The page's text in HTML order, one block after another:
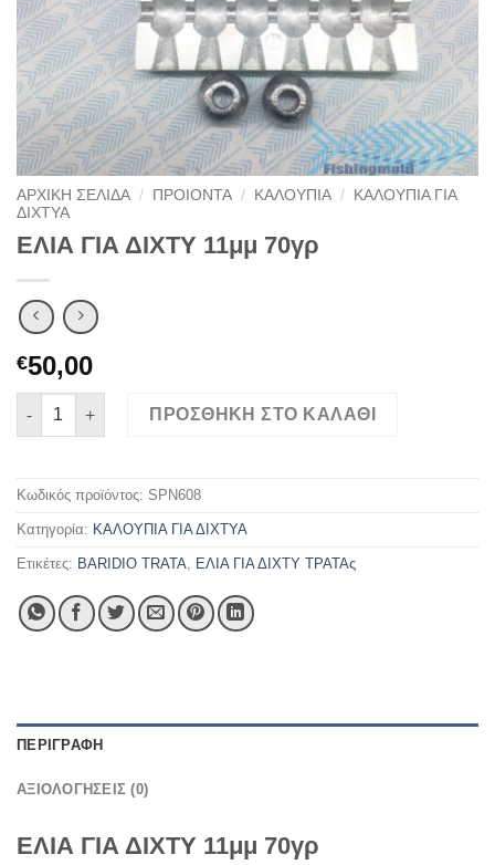
ΑΡΧΙΚΉ ΣΕΛΊΔΑ / ΠΡΟΙΟΝΤΑ / ΚΑΛΟΥΠΙΑ / ΚΑΛΟΥΠΙΑ ΓΙΑ
ΔΙΧΤΥΑ
ΕΛΙΑ ΓΙΑ ΔΙΧΤΥ 11μμ 70γρ
€50,00
ΕΛΙΑ ΓΙΑ ΔΙΧΤΥ 11μμ 70γρ ποσότητα
ΠΡΟΣΘΉΚΗ ΣΤΟ ΚΑΛΆΘΙ
Κωδικός προϊόντος: SPN608
Κατηγορία: ΚΑΛΟΥΠΙΑ ΓΙΑ ΔΙΧΤΥΑ
Ετικέτες: BARIDIO TRATA ΕΛΙΑ ΓΙΑ ΔΙΧΤΥ ΤΡΑΤΑς
ΠΕΡΙΓΡΑΦΉ
ΑΞΙΟΛΟΓΉΣΕΙΣ (0)
ΕΛΙΑ ΓΙΑ ΔΙΧΤΥ 11μμ 70γρ